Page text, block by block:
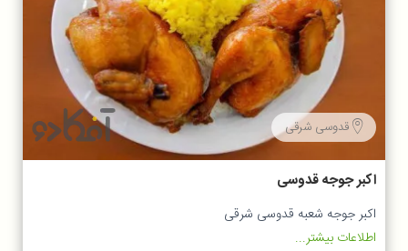
قدوسی شرقی
اکبر جوجه قدوسی
اکبر جوجه شعبه قدوسی شرقی
اطلاعات بیشتر...